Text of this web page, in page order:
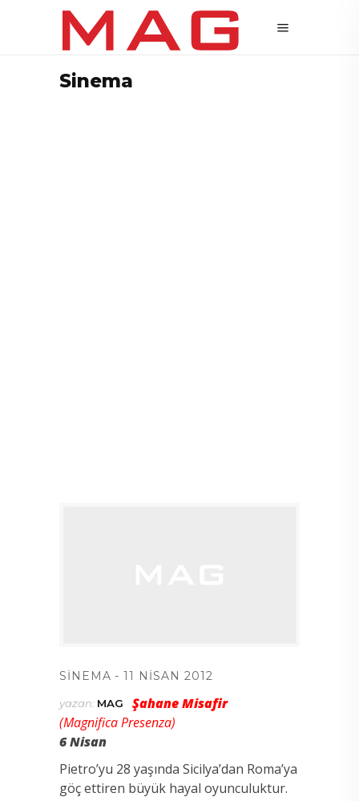
Sinema
SINEMA 11 NISAN 2012
yazan: MAG
Şahane Misafir
(Magnifica Presenza)
6 Nisan
Pietro’yu 28 yaşında Sicilya’dan Roma’ya
göç ettiren büyük hayal oyunculuktur.